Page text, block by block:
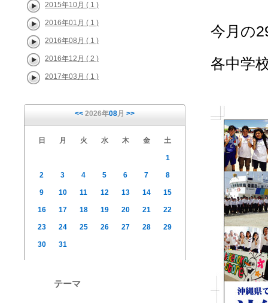
今月の
各中学
2015年10月 ( 1 )
2016年01月 ( 1 )
2016年08月 ( 1 )
2016年12月 ( 2 )
2017年03月 ( 1 )
<< 2026年08月 >>
日 月 火 水 木 金 土
1
2 3 4 5 6 7 8
9 10 11 12 13 14 15
16 17 18 19 20 21 22
23 24 25 26 27 28 29
30 31
テーマ